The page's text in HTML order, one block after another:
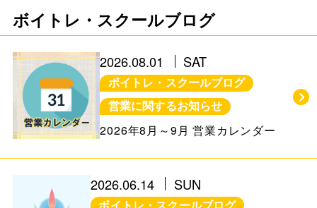
講師紹介 お客様の声
お知らせ＆ブログ
会社概要
無料体験レッスン
ボイトレ・スクールブログ
2026.08.01 SAT
ボイトレ・スクールブログ
営業に関するお知らせ
2026年8月～9月 営業カレンダー
2026.06.14 SUN